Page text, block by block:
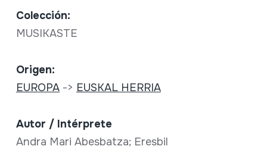
Colección:
MUSIKASTE
Origen:
EUROPA-> EUSKAL HERRIA
Autor / Intérprete
Andra Mari Abesbatza; Eresbil